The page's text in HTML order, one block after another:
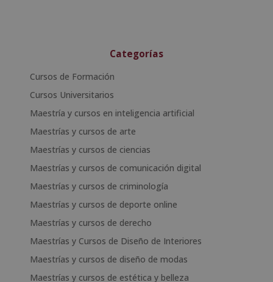
Categorías
Cursos de Formación
Cursos Universitarios
Maestría y cursos en inteligencia artificial
Maestrías y cursos de arte
Maestrías y cursos de ciencias
Maestrías y cursos de comunicación digital
Maestrías y cursos de criminología
Maestrías y cursos de deporte online
Maestrías y cursos de derecho
Maestrías y Cursos de Diseño de Interiores
Maestrías y cursos de diseño de modas
Maestrías y cursos de estética y belleza